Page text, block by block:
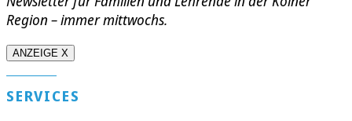
Region – immer mittwochs.
ANZEIGE X
SERVICES